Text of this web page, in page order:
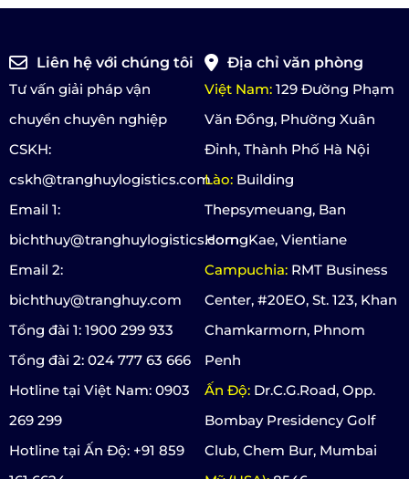
Liên hệ với chúng tôi
Tư vấn giải pháp vận
chuyển chuyên nghiệp
CSKH:
cskh@tranghuylogistics.com
Email 1:
bichthuy@tranghuylogistics.com
Email 2:
bichthuy@tranghuy.com
Tổng đài 1: 1900 299 933
Tổng đài 2: 024 777 63 666
Hotline tại Việt Nam: 0903
269 299
Hotline tại Ấn Độ: +91 859
Địa chỉ văn phòng
Việt Nam: 129 Đường Phạm
Văn Đồng, Phường Xuân
Đỉnh, Thành Phố Hà Nội
Lào: Building
Thepsymeuang, Ban
HorngKae, Vientiane
Campuchia: RMT Business
Center, #20EO, St. 123, Khan
Chamkarmorn, Phnom
Penh
Ấn Độ: Dr.C.G.Road, Opp.
Bombay Presidency Golf
Club, Chem Bur, Mumbai